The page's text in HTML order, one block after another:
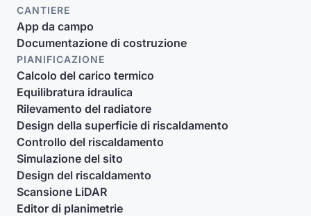
CANTIERE
App da campo
Documentazione di costruzione
PIANIFICAZIONE
Calcolo del carico termico
Equilibratura idraulica
Rilevamento del radiatore
Design della superficie di riscaldamento
Controllo del riscaldamento
Simulazione del sito
Design del riscaldamento
Scansione LiDAR
Editor di planimetrie